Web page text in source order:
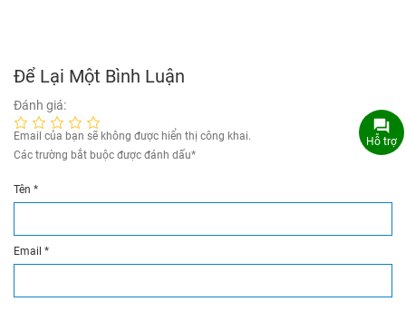
Để Lại Một Bình Luận
Đánh giá:
Email của bạn sẽ không được hiển thị công khai.
Các trường bắt buộc được đánh dấu*
Tên *
Email *
Hỗ trợ